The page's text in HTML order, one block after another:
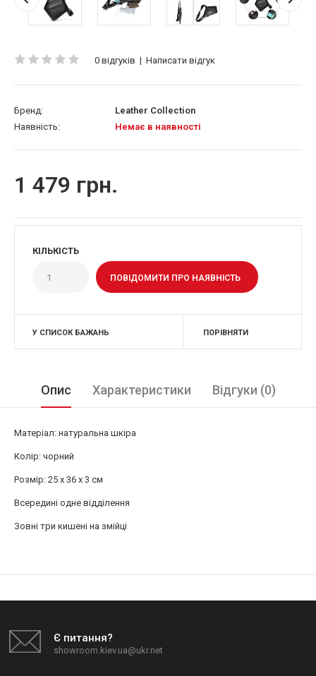
0 відгуків | Написати відгук
Бренд:
Leather Collection
Наявність:
Немає в наявності
1 479 грн.
КІЛЬКІСТЬ
ПОВІДОМИТИ ПРО НАЯВНІСТЬ
У СПИСОК БАЖАНЬ ПОРІВНЯТИ
Опис Характеристики Відгуки (0)
Матеріал: натуральна шкіра
Колір: чорний
Розмір: 25 x 36 х 3 см
Всередині одне відділення
Зовні три кишені на змійці
Є питання?
showroom.kiev.ua@ukr.net